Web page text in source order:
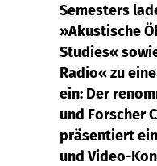
Semesters
»Akustische
Studies«
Radio« zu
ein: Der
und Forscher
präsentiert
und Video-